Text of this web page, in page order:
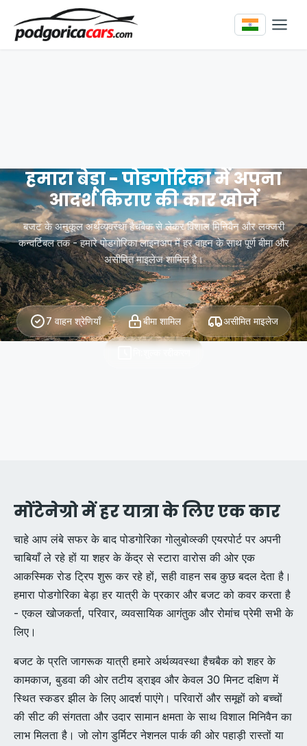
हमारा बेड़ा - पोडगोरिका में अपना
आदर्श किराए की कार खोजें
बजट के अनुकूल अर्थव्यवस्था हैचबैक से लेकर विशाल मिनिवैन और लक्जरी
कन्वर्टिबल तक - हमारे पोडगोरिका लाइनअप में हर वाहन के साथ पूर्ण बीमा और
असीमित माइलेज शामिल है।
7 वाहन श्रेणियाँ बीमा शामिल असीमित माइलेज
मोंटेनेग्रो में हर यात्रा के लिए एक कार
चाहे आप लंबे सफर के बाद पोडगोरिका गोलुबोव्स्की एयरपोर्ट पर अपनी
चाबियाँ ले रहे हों या शहर के केंद्र से स्टारा वारोस की ओर एक
आकस्मिक रोड ट्रिप शुरू कर रहे हों, सही वाहन सब कुछ बदल देता है।
हमारा पोडगोरिका बेड़ा हर यात्री के प्रकार और बजट को कवर करता है
- एकल खोजकर्ता, परिवार, व्यवसायिक आगंतुक और रोमांच प्रेमी सभी के
लिए।
बजट के प्रति जागरूक यात्री हमारे अर्थव्यवस्था हैचबैक को शहर के
कामकाज, बुडवा की ओर तटीय ड्राइव और केवल 30 मिनट दक्षिण में
स्थित स्कडर झील के लिए आदर्श पाएंगे। परिवारों और समूहों को बच्चों
की सीट की संगतता और उदार सामान क्षमता के साथ विशाल मिनिवैन का
लाभ मिलता है। जो लोग डुर्मिटर नेशनल पार्क की ओर पहाड़ी रास्तों या